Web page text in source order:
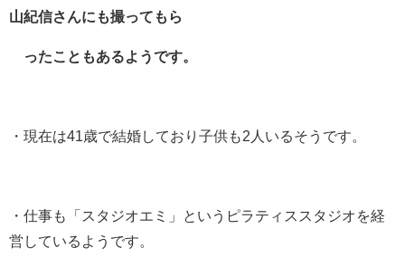
山紀信さんにも撮ってもら
ったこともあるようです。
・現在は41歳で結婚しており子供も2人いるそうです。
・仕事も「スタジオエミ」というピラティススタジオを経
営しているようです。